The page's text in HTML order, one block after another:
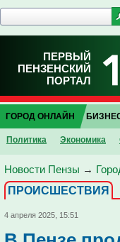
ПЕРВЫЙ
ПЕНЗЕНСКИЙ
ПОРТАЛ
ГОРОД ОНЛАЙН
Политика Экономика
Новости Пензы →
ПРОИCШЕСТВИЯ
4 апреля 2025, 15:51